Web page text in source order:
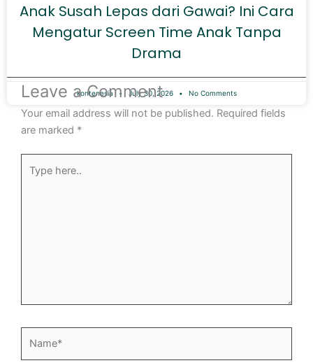
Anak Susah Lepas dari Gawai? Ini Cara
Mengatur Screen Time Anak Tanpa
Drama
kontenesia July 30, 2026 No Comments
Leave a Comment
Your email address will not be published. Required fields
are marked *
here..